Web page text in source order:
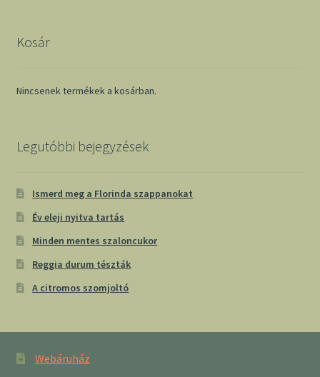
Kosár
Nincsenek termékek a kosárban.
Legutóbbi bejegyzések
Ismerd meg a Florinda szappanokat
Év eleji nyitva tartás
Minden mentes szaloncukor
Reggia durum tészták
A citromos szomjoltó
Webáruház